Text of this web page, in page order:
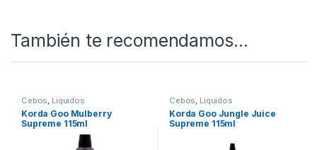
También te recomendamos…
Cebos, Liquidos
Korda Goo Mulberry
Supreme 115ml
Cebos, Liquidos
Korda Goo Jungle Juice
Supreme 115ml